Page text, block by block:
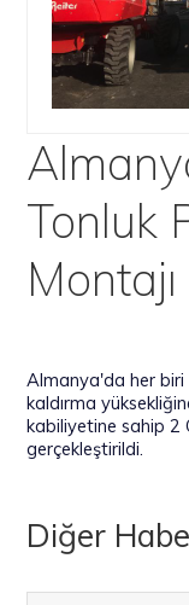
Tonluk
Montajı
Almanya'da her biri
kaldırma
kabiliyetine sahip 2
gerçekleştirildi.
Diğer